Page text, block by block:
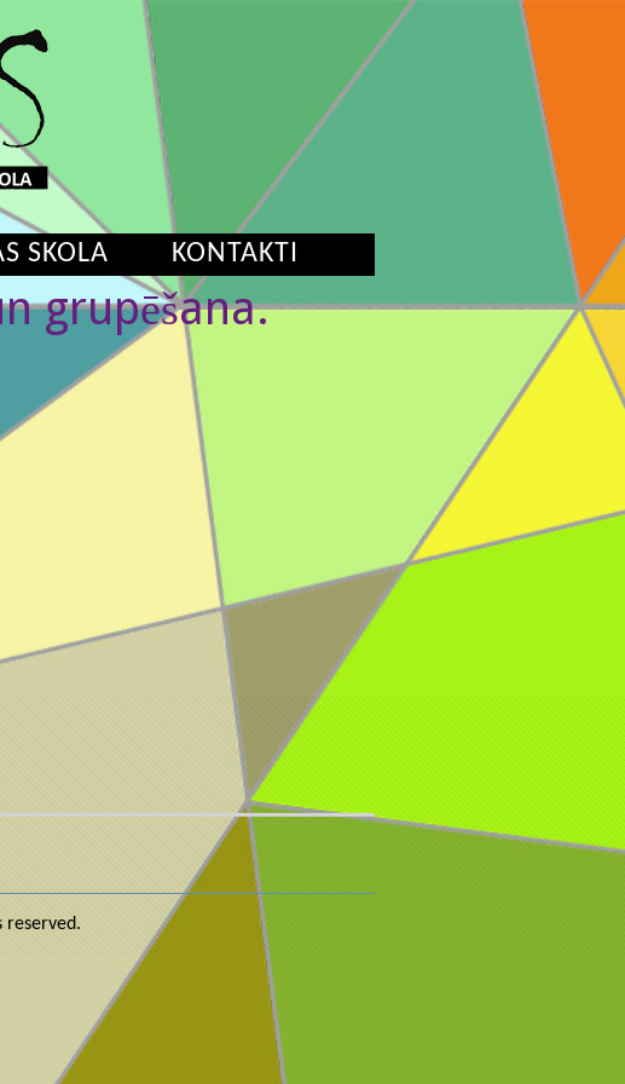
SKOLA KONTAKTI
grupēšana.
reserved.